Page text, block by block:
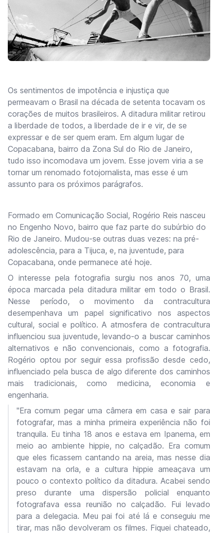
Os sentimentos de impotência e injustiça que
permeavam o Brasil na década de setenta tocavam os
corações de muitos brasileiros. A ditadura militar retirou
a liberdade de todos, a liberdade de ir e vir, de se
expressar e de ser quem eram. Em algum lugar de
Copacabana, bairro da Zona Sul do Rio de Janeiro,
tudo isso incomodava um jovem. Esse jovem viria a se
tornar um renomado fotojornalista, mas esse é um
assunto para os próximos parágrafos.
Formado em Comunicação Social, Rogério Reis nasceu
no Engenho Novo, bairro que faz parte do subúrbio do
Rio de Janeiro. Mudou-se outras duas vezes: na pré-
adolescência, para a Tijuca, e, na juventude, para
Copacabana, onde permanece até hoje.
O interesse pela fotografia surgiu nos anos 70, uma
época marcada pela ditadura militar em todo o Brasil.
Nesse período, o movimento da contracultura
desempenhava um papel significativo nos aspectos
cultural, social e político. A atmosfera de contracultura
influenciou sua juventude, levando-o a buscar caminhos
alternativos e não convencionais, como a fotografia.
Rogério optou por seguir essa profissão desde cedo,
influenciado pela busca de algo diferente dos caminhos
mais tradicionais, como medicina, economia e
engenharia.
"Era comum pegar uma câmera em casa e sair para
fotografar, mas a minha primeira experiência não foi
tranquila. Eu tinha 18 anos e estava em Ipanema, em
meio ao ambiente hippie, no calçadão. Era comum
que eles ficassem cantando na areia, mas nesse dia
estavam na orla, e a cultura hippie ameaçava um
pouco o contexto político da ditadura. Acabei sendo
preso durante uma dispersão policial enquanto
fotografava essa reunião no calçadão. Fui levado
para a delegacia. Meu pai foi até lá e conseguiu me
tirar, mas não devolveram os filmes. Fiquei chateado,